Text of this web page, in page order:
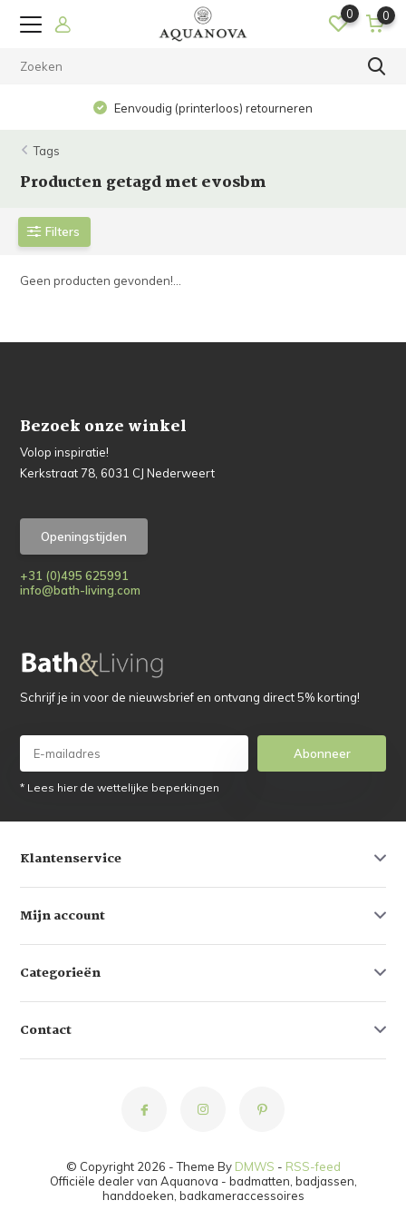
0 0
Eenvoudig (printerloos) retourneren
Tags
Producten getagd met evosbm
Filters
Geen producten gevonden!...
Bezoek onze winkel
Volop inspiratie!
Kerkstraat 78, 6031 CJ Nederweert
Openingstijden
+31 (0)495 625991
info@bath-living.com
Schrijf je in voor de nieuwsbrief en ontvang direct 5% korting!
Abonneer
* Lees hier de wettelijke beperkingen
Klantenservice
Mijn account
Categorieën
Contact
© Copyright 2026 - Theme By DMWS - RSS-feed
Officiële dealer van Aquanova - badmatten, badjassen,
handdoeken, badkameraccessoires